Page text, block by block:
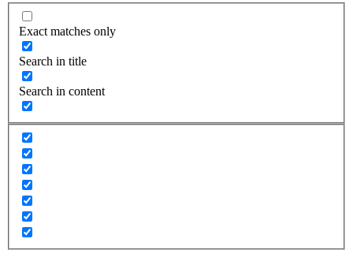
Exact matches only
Search in title
Search in content